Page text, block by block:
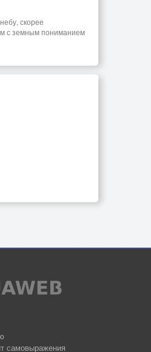
скорее
с земным пониманием
самовыражения